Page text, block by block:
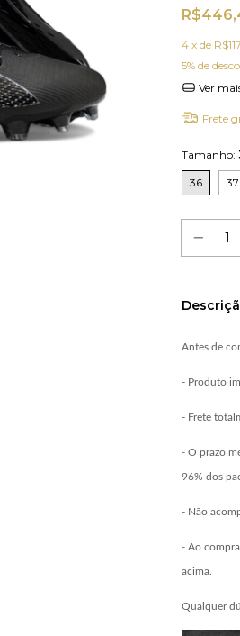
4 x de
5% de
Ver
Frete
Tamanho:
36 37
Antes de
- Produto
- Frete
- O prazo
96% dos
- Não
- Ao
acima.
Qualquer